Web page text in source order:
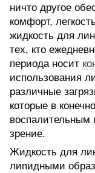
ничто другое
комфорт,
жидкость для
тех, кто
периода носит
использования
различные
которые в
воспалительным
зрение.
Жидкость для
липидными